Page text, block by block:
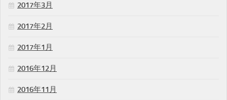
2017年3月
2017年2月
2017年1月
2016年12月
2016年11月